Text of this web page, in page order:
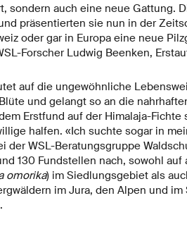
sondern auch eine neue Gattung.
präsentierten sie nun in der
oder gar in Europa eine neue
Forscher Ludwig Beenken,
auf die ungewöhnliche
und gelangt so an die
Erstfund auf der Himalaja-
halfen. «Ich suchte sogar in
der WSL-Beratungsgruppe
130 Fundstellen nach, sowohl
omorika) im Siedlungsgebiet als
im Jura, den Alpen und